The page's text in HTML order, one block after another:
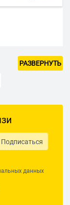
охлаждения
РАЗВЕРНУТЬ
Подписаться
данных